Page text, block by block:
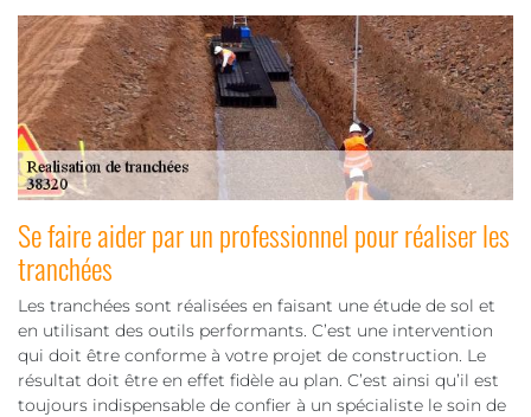
Se faire aider par un professionnel pour réaliser les
tranchées
Les tranchées sont réalisées en faisant une étude de sol et
en utilisant des outils performants. C’est une intervention
qui doit être conforme à votre projet de construction. Le
résultat doit être en effet fidèle au plan. C’est ainsi qu’il est
toujours indispensable de confier à un spécialiste le soin de